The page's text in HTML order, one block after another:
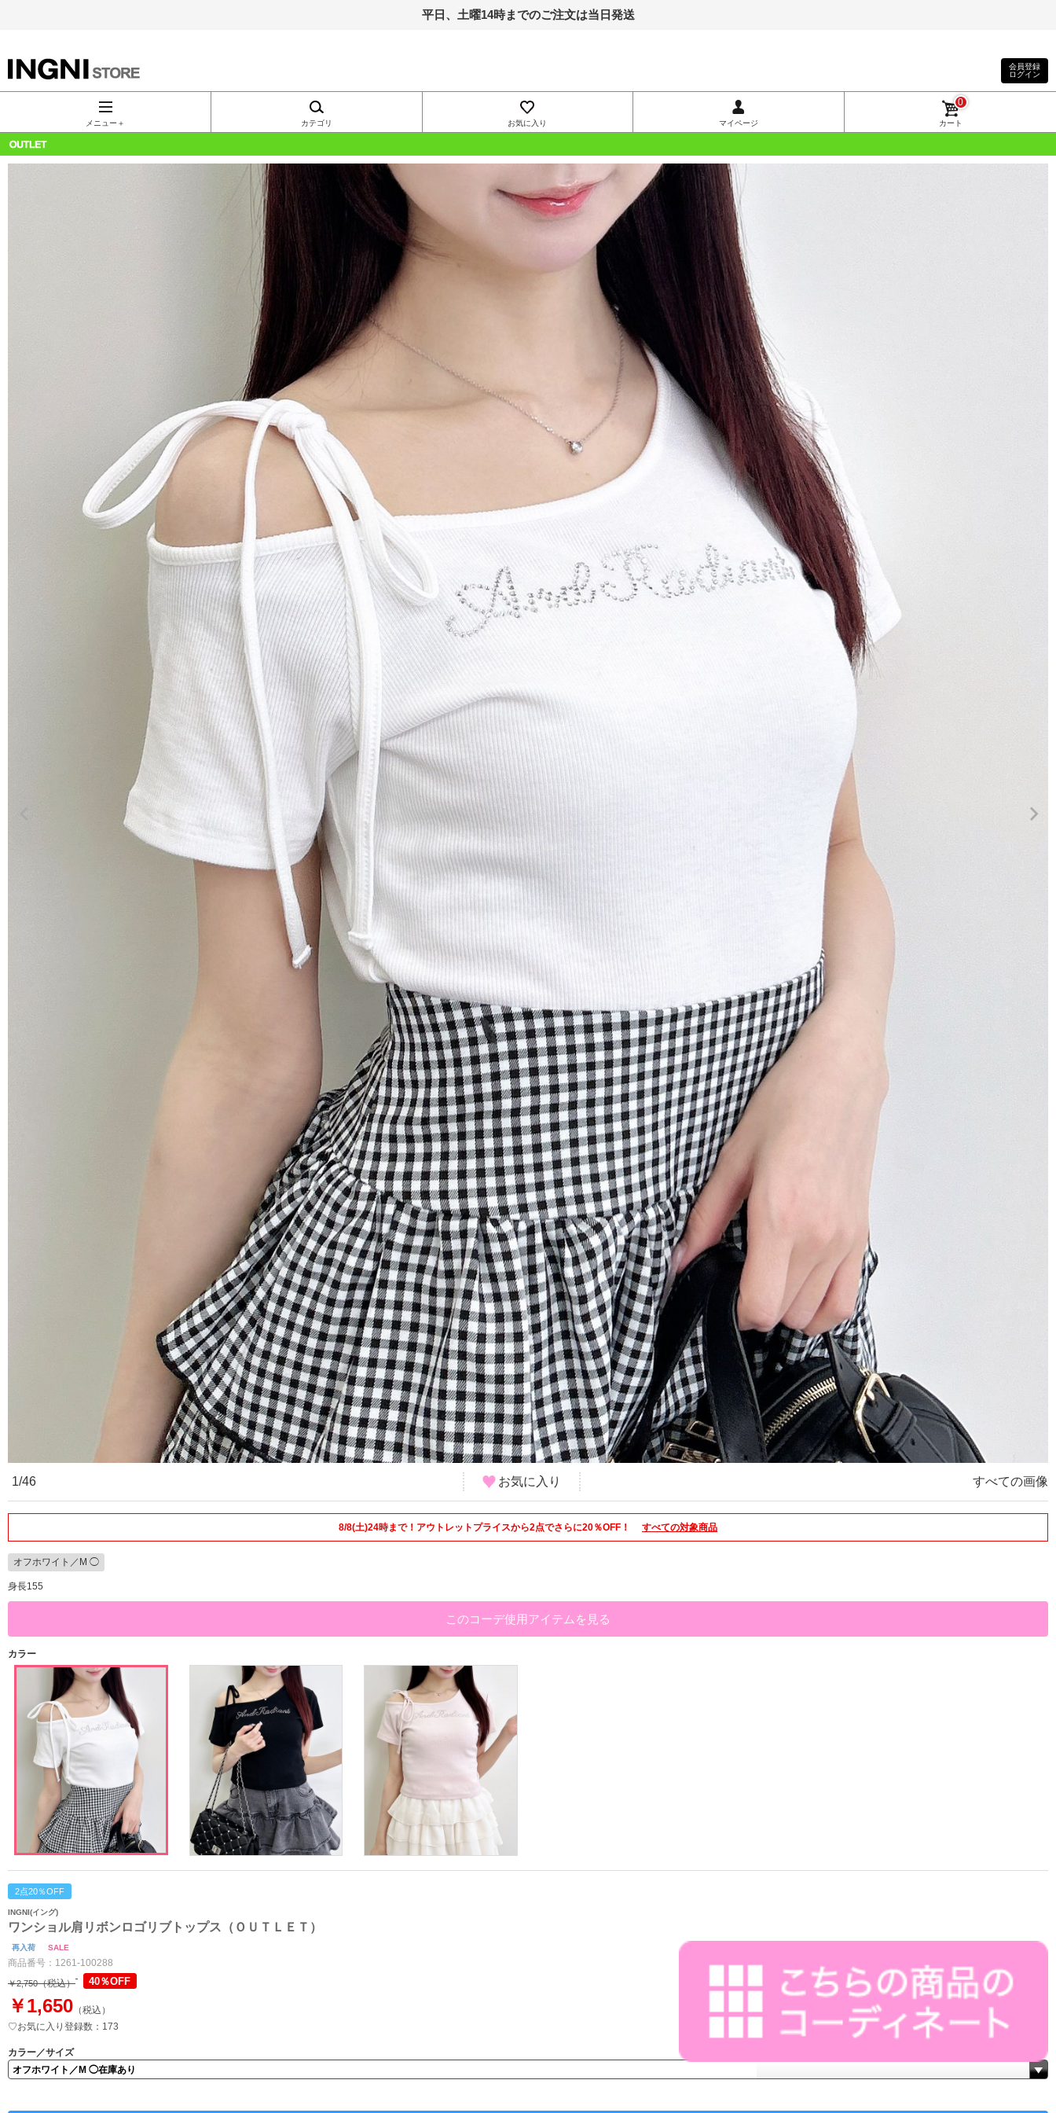
平日、土曜14時までのご注文は当日発送
INGNI（イン
グ）公式通
販｜INGNI
会員登録
ログイン
メニュー＋ カテゴリ お気に入り マイページ カート
0
OUTLET
1/46 お気に入り すべての画像
8/8(土)24時まで！アウトレットプライスから2点でさらに20％OFF！ すべての対象商品
オフホワイト／M ◯
身長155
このコーデ使用アイテムを見る
カラー
2点20％OFF
INGNI(イング)
ワンショル肩リボンロゴリブトップス（ＯＵＴＬＥＴ）
再入荷 SALE
商品番号： 1261-100288
￥2,750（税込） 40％OFF
￥1,650 （税込）
♡お気に入り登録数：173
カラー／サイズ